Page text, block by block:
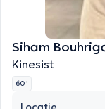
Siham
Kinesist
60 '